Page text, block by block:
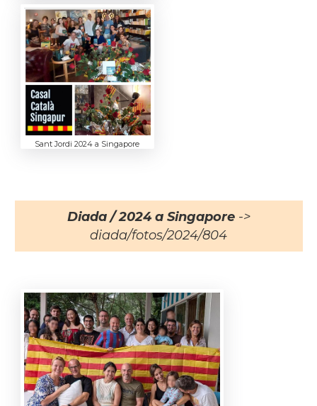
Sant Jordi 2024 a Singapore
Diada / 2024 a Singapore->
diada/fotos/2024/804